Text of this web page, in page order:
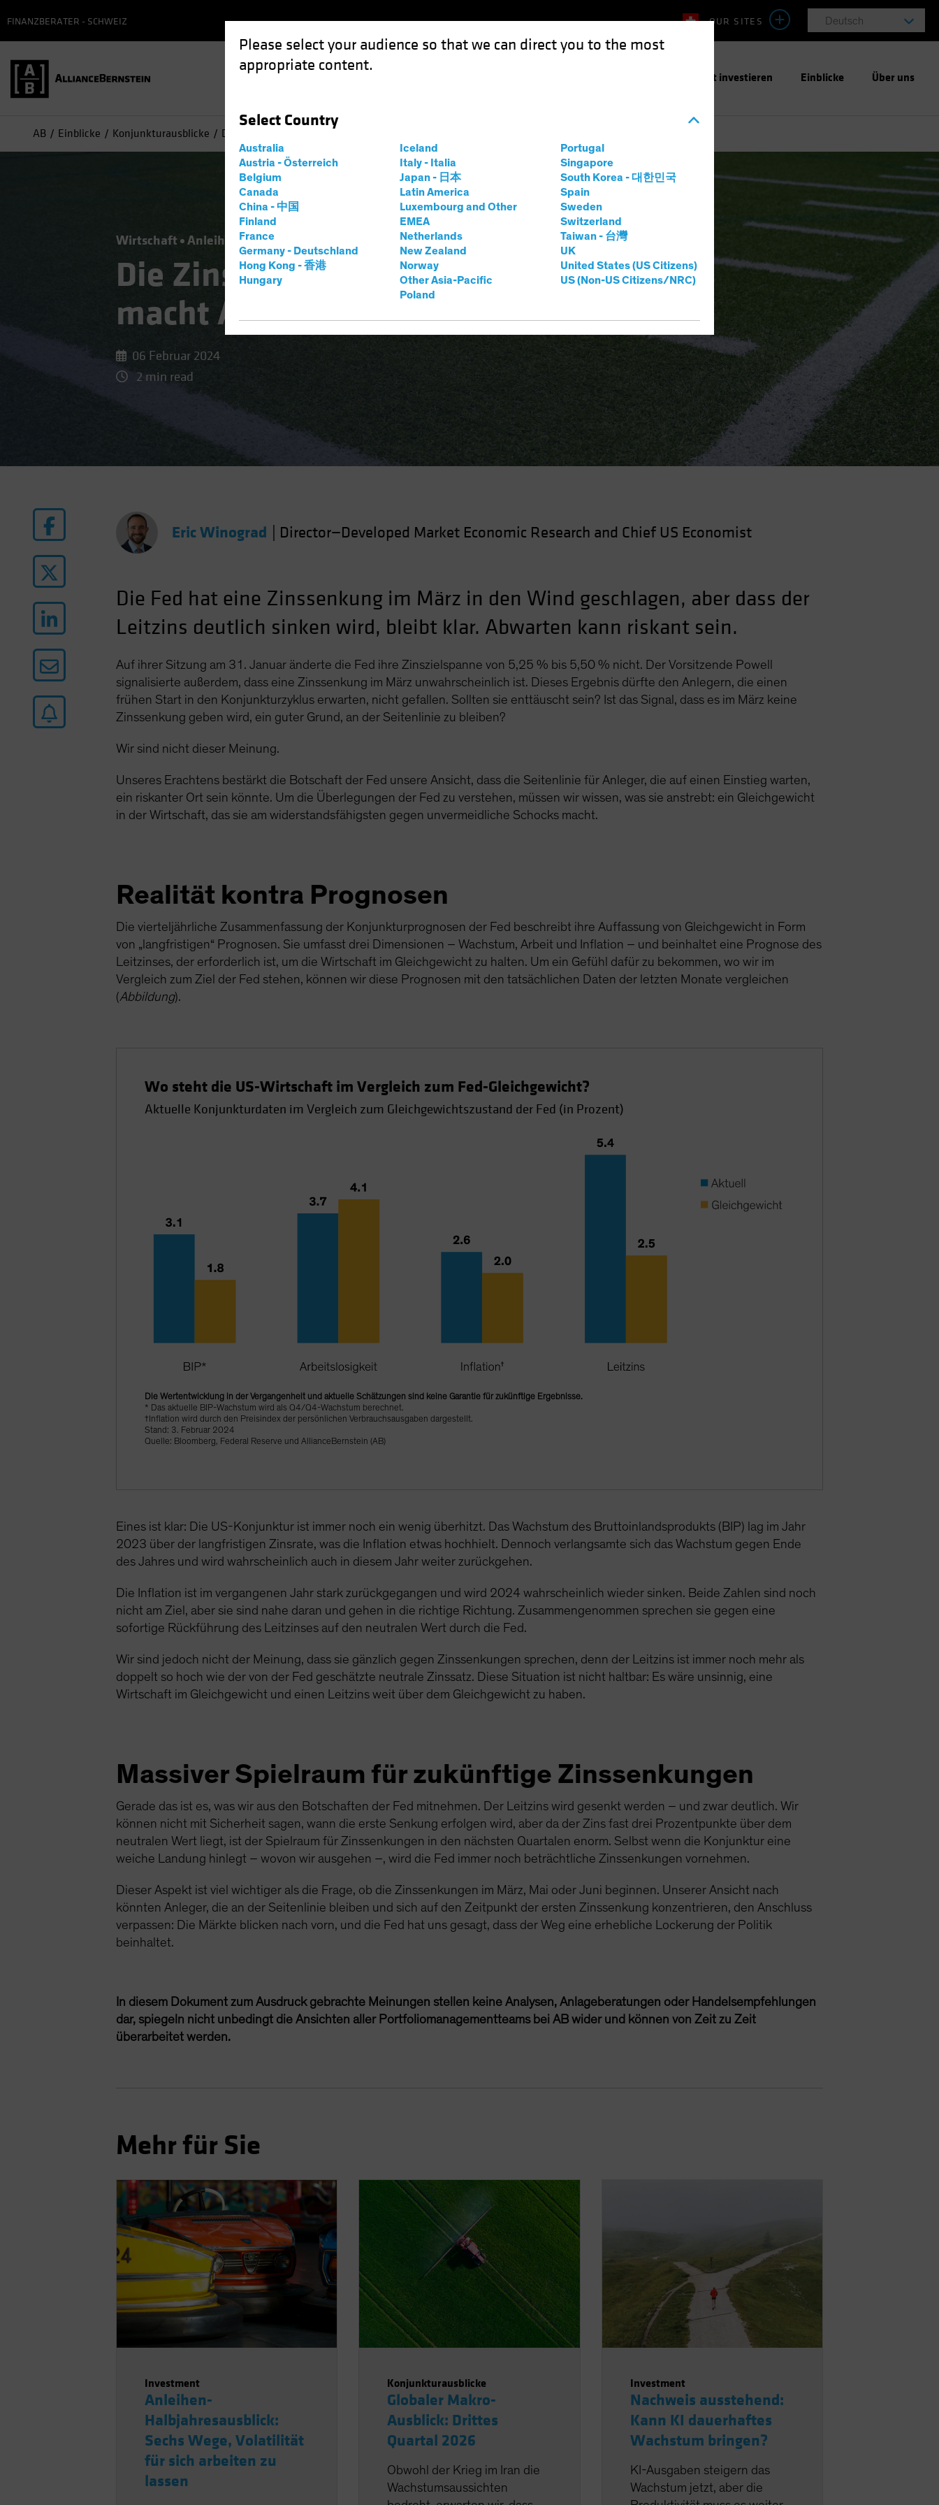
Please select your audience so that we can direct you to the most
appropriate content.
Select Country
Australia
Austria - Österreich
Belgium
Canada
China - 中国
Finland
France
Germany - Deutschland
Hong Kong - 香港
Hungary
Iceland
Italy - Italia
Japan - 日本
Latin America
Luxembourg and Other
EMEA
Netherlands
New Zealand
Norway
Other Asia-Pacific
Poland
Portugal
Singapore
South Korea - 대한민국
Spain
Sweden
Switzerland
Taiwan - 台灣
UK
United States (US Citizens)
US (Non-US Citizens/NRC)
Deutsch
OUR SITES
FINANZBERATER - SCHWEIZ
Verantwortungsbewusst investieren Einblicke Über uns
AB Einblicke Konjunkturausblicke Die Zins-Botschaft der Fed macht Abwarten riskant
Wirtschaft Anleihen Blog
Die Zins-Botschaft der Fed
macht Abwarten riskant
06 Februar 2024
2 min read
Eric Winograd Director—Developed Market Economic Research and Chief US Economist
Die Fed hat eine Zinssenkung im März in den Wind geschlagen, aber dass der
Leitzins deutlich sinken wird, bleibt klar. Abwarten kann riskant sein.
Auf ihrer Sitzung am 31. Januar änderte die Fed ihre Zinszielspanne von 5,25 % bis 5,50 % nicht. Der Vorsitzende Powell
signalisierte außerdem, dass eine Zinssenkung im März unwahrscheinlich ist. Dieses Ergebnis dürfte den Anlegern, die einen
frühen Start in den Konjunkturzyklus erwarten, nicht gefallen. Sollten sie enttäuscht sein? Ist das Signal, dass es im März keine
Zinssenkung geben wird, ein guter Grund, an der Seitenlinie zu bleiben?
Wir sind nicht dieser Meinung.
Unseres Erachtens bestärkt die Botschaft der Fed unsere Ansicht, dass die Seitenlinie für Anleger, die auf einen Einstieg warten,
ein riskanter Ort sein könnte. Um die Überlegungen der Fed zu verstehen, müssen wir wissen, was sie anstrebt: ein Gleichgewicht
in der Wirtschaft, das sie am widerstandsfähigsten gegen unvermeidliche Schocks macht.
Realität kontra Prognosen
Die vierteljährliche Zusammenfassung der Konjunkturprognosen der Fed beschreibt ihre Auffassung von Gleichgewicht in Form
von „langfristigen“ Prognosen. Sie umfasst drei Dimensionen – Wachstum, Arbeit und Inflation – und beinhaltet eine Prognose des
Leitzinses, der erforderlich ist, um die Wirtschaft im Gleichgewicht zu halten. Um ein Gefühl dafür zu bekommen, wo wir im
Vergleich zum Ziel der Fed stehen, können wir diese Prognosen mit den tatsächlichen Daten der letzten Monate vergleichen
(Abbildung).
Wo steht die US-Wirtschaft im Vergleich zum Fed-Gleichgewicht?
Aktuelle Konjunkturdaten im Vergleich zum Gleichgewichtszustand der Fed (in Prozent)
Die Wertentwicklung in der Vergangenheit und aktuelle Schätzungen sind keine Garantie für zukünftige Ergebnisse.
* Das aktuelle BIP-Wachstum wird als Q4/Q4-Wachstum berechnet.
†Inflation wird durch den Preisindex der persönlichen Verbrauchsausgaben dargestellt.
Stand: 3. Februar 2024
Quelle: Bloomberg, Federal Reserve und AllianceBernstein (AB)
Eines ist klar: Die US-Konjunktur ist immer noch ein wenig überhitzt. Das Wachstum des Bruttoinlandsprodukts (BIP) lag im Jahr
2023 über der langfristigen Zinsrate, was die Inflation etwas hochhielt. Dennoch verlangsamte sich das Wachstum gegen Ende
des Jahres und wird wahrscheinlich auch in diesem Jahr weiter zurückgehen.
Die Inflation ist im vergangenen Jahr stark zurückgegangen und wird 2024 wahrscheinlich wieder sinken. Beide Zahlen sind noch
nicht am Ziel, aber sie sind nahe daran und gehen in die richtige Richtung. Zusammengenommen sprechen sie gegen eine
sofortige Rückführung des Leitzinses auf den neutralen Wert durch die Fed.
Wir sind jedoch nicht der Meinung, dass sie gänzlich gegen Zinssenkungen sprechen, denn der Leitzins ist immer noch mehr als
doppelt so hoch wie der von der Fed geschätzte neutrale Zinssatz. Diese Situation ist nicht haltbar: Es wäre unsinnig, eine
Wirtschaft im Gleichgewicht und einen Leitzins weit über dem Gleichgewicht zu haben.
Massiver Spielraum für zukünftige Zinssenkungen
Gerade das ist es, was wir aus den Botschaften der Fed mitnehmen. Der Leitzins wird gesenkt werden – und zwar deutlich. Wir
können nicht mit Sicherheit sagen, wann die erste Senkung erfolgen wird, aber da der Zins fast drei Prozentpunkte über dem
neutralen Wert liegt, ist der Spielraum für Zinssenkungen in den nächsten Quartalen enorm. Selbst wenn die Konjunktur eine
weiche Landung hinlegt – wovon wir ausgehen –, wird die Fed immer noch beträchtliche Zinssenkungen vornehmen.
Dieser Aspekt ist viel wichtiger als die Frage, ob die Zinssenkungen im März, Mai oder Juni beginnen. Unserer Ansicht nach
könnten Anleger, die an der Seitenlinie bleiben und sich auf den Zeitpunkt der ersten Zinssenkung konzentrieren, den Anschluss
verpassen: Die Märkte blicken nach vorn, und die Fed hat uns gesagt, dass der Weg eine erhebliche Lockerung der Politik
beinhaltet.
In diesem Dokument zum Ausdruck gebrachte Meinungen stellen keine Analysen, Anlageberatungen oder Handelsempfehlungen
dar, spiegeln nicht unbedingt die Ansichten aller Portfoliomanagementteams bei AB wider und können von Zeit zu Zeit
überarbeitet werden.
Mehr für Sie
Investment
Anleihen-
Halbjahresausblick:
Sechs Wege, Volatilität
für sich arbeiten zu
lassen
Konjunkturausblicke
Globaler Makro-
Ausblick: Drittes
Quartal 2026
Obwohl der Krieg im Iran die
Wachstumsaussichten
Investment
Nachweis ausstehend:
Kann KI dauerhaftes
Wachstum bringen?
KI-Ausgaben steigern das
Wachstum jetzt, aber die